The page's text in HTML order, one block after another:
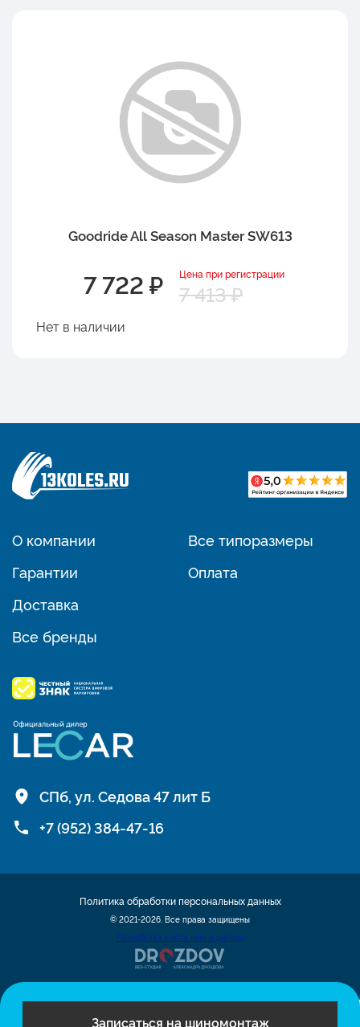
Записаться на шиномонтаж
Goodride All Season Master SW613
7 722 ₽ Цена при регистрации
7 413 ₽
Нет в наличии
О компании
Гарантии
Доставка
Все бренды
Все типоразмеры
Оплата
СПб, ул. Седова 47 лит Б
+7 (952) 384-47-16
© 2021-2026. Все права защищены
Разработка сайта шин и дисков
Политика обработки персональных данных